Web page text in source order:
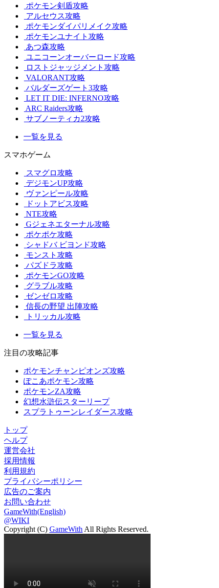
ポケモン剣盾攻略
アルセウス攻略
ポケモンダイパリメイク攻略
ポケモンユナイト攻略
あつ森攻略
ユニコーンオーバーロード攻略
ロストジャッジメント攻略
VALORANT攻略
バルダーズゲート3攻略
LET IT DIE: INFERNO攻略
ARC Raiders攻略
サブノーティカ2攻略
一覧を見る
スマホゲーム
スマグロ攻略
デジモンUP攻略
ヴァンピール攻略
ドットアビス攻略
NTE攻略
Gジェネエターナル攻略
ポケポケ攻略
シャドバ ビヨンド攻略
モンスト攻略
パズドラ攻略
ポケモンGO攻略
グラブル攻略
ゼンゼロ攻略
信長の野望 出陣攻略
トリッカル攻略
一覧を見る
注目の攻略記事
ポケモンチャンピオンズ攻略
ぽこあポケモン攻略
ポケモンZA攻略
幻想水滸伝スターリープ
スプラトゥーンレイダース攻略
トップ
ヘルプ
運営会社
採用情報
利用規約
プライバシーポリシー
広告のご案内
お問い合わせ
GameWith(English)
@WIKI
Copyright (C) GameWith All Rights Reserved.